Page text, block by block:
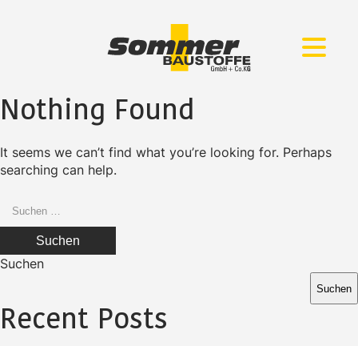
Nothing Found
It seems we can’t find what you’re looking for. Perhaps
searching can help.
Suchen
Suchen
Suchen
Recent Posts